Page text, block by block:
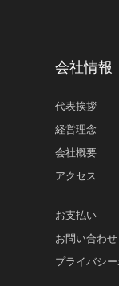
会社情報
代表挨拶
経営理念
会社概要
アクセス
お支払い
お問い合わせ
プライバシ